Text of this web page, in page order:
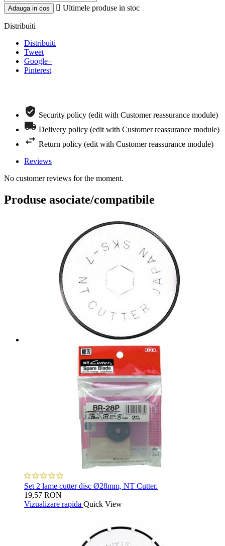
Adauga in cos  Ultimele produse in stoc
Distribuiti
Distribuiti
Tweet
Google+
Pinterest
Security policy (edit with Customer reassurance module)
Delivery policy (edit with Customer reassurance module)
Return policy (edit with Customer reassurance module)
Reviews
No customer reviews for the moment.
Produse asociate/compatibile
Set 2 lame cutter disc Ø28mm, NT Cutter.
19,57 RON
Vizualizare rapida Quick View